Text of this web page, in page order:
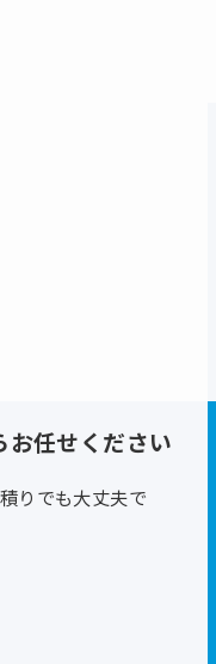
お任せください
りでも大丈夫で